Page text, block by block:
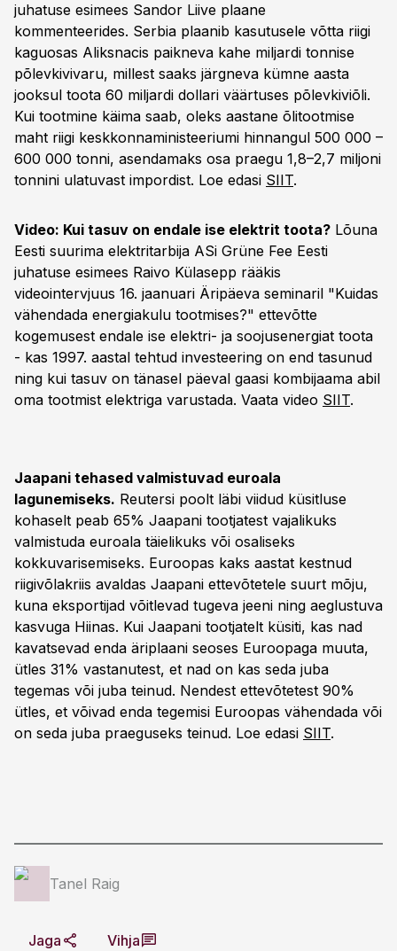
juhatuse esimees Sandor Liive plaane
kommenteerides. Serbia plaanib kasutusele võtta riigi
kaguosas Aliksnacis paikneva kahe miljardi tonnise
põlevkivivaru, millest saaks järgneva kümne aasta
jooksul toota 60 miljardi dollari väärtuses põlevkiviõli.
Kui tootmine käima saab, oleks aastane õlitootmise
maht riigi keskkonnaministeeriumi hinnangul 500 000 –
600 000 tonni, asendamaks osa praegu 1,8–2,7 miljoni
tonnini ulatuvast impordist. Loe edasi SIIT.
Video: Kui tasuv on endale ise elektrit toota? Lõuna
Eesti suurima elektritarbija ASi Grüne Fee Eesti
juhatuse esimees Raivo Külasepp rääkis
videointervjuus 16. jaanuari Äripäeva seminaril "Kuidas
vähendada energiakulu tootmises?" ettevõtte
kogemusest endale ise elektri- ja soojusenergiat toota
- kas 1997. aastal tehtud investeering on end tasunud
ning kui tasuv on tänasel päeval gaasi kombijaama abil
oma tootmist elektriga varustada. Vaata video SIIT.
Jaapani tehased valmistuvad euroala
lagunemiseks. Reutersi poolt läbi viidud küsitluse
kohaselt peab 65% Jaapani tootjatest vajalikuks
valmistuda euroala täielikuks või osaliseks
kokkuvarisemiseks. Euroopas kaks aastat kestnud
riigivõlakriis avaldas Jaapani ettevõtetele suurt mõju,
kuna eksportijad võitlevad tugeva jeeni ning aeglustuva
kasvuga Hiinas. Kui Jaapani tootjatelt küsiti, kas nad
kavatsevad enda äriplaani seoses Euroopaga muuta,
ütles 31% vastanutest, et nad on kas seda juba
tegemas või juba teinud. Nendest ettevõtetest 90%
ütles, et võivad enda tegemisi Euroopas vähendada või
on seda juba praeguseks teinud. Loe edasi SIIT.
Tanel Raig
Jaga Vihja